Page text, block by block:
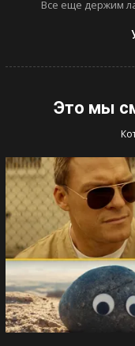
Все еще держим
Это мы